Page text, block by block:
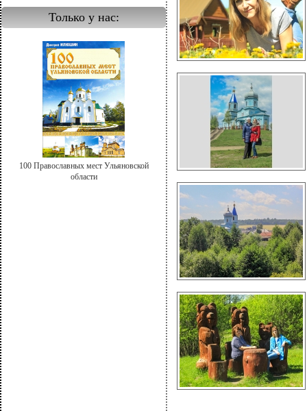
Только у нас:
100 Православных мест Ульяновской
области